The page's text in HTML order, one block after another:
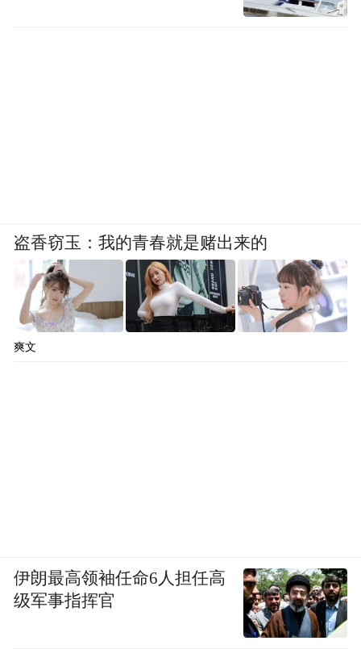
盗香窃玉：我的青春就是赌出来的
爽文
伊朗最高领袖任命6人担任高
级军事指挥官